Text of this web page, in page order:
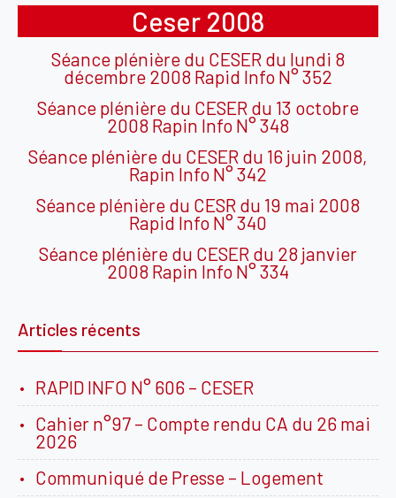
Ceser 2008
Séance plénière du CESER du lundi 8
décembre 2008 Rapid Info N° 352
Séance plénière du CESER du 13 octobre
2008 Rapin Info N° 348
Séance plénière du CESER du 16 juin 2008,
Rapin Info N° 342
Séance plénière du CESR du 19 mai 2008
Rapid Info N° 340
Séance plénière du CESER du 28 janvier
2008 Rapin Info N° 334
Articles récents
RAPID INFO N° 606 – CESER
Cahier n°97 – Compte rendu CA du 26 mai
2026
Communiqué de Presse – Logement